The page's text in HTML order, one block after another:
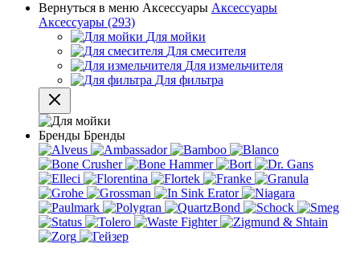
Вернуться в меню Аксессуары Аксессуары
Аксессуары (293)
Для мойки
Для смесителя
Для измельчителя
Для фильтра
Бренды Бренды